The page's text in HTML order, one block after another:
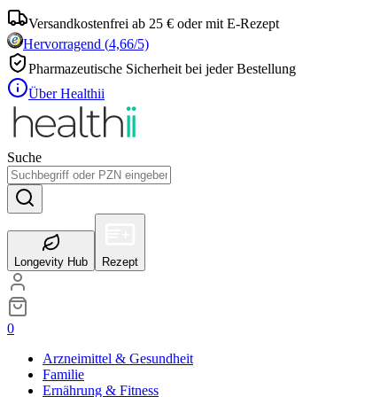
Versandkostenfrei ab 25 € oder mit E-Rezept
Hervorragend (4,66/5)
Pharmazeutische Sicherheit bei jeder Bestellung
Über Healthii
Suche
Longevity Hub Rezept
0
Arzneimittel & Gesundheit
Familie
Ernährung & Fitness